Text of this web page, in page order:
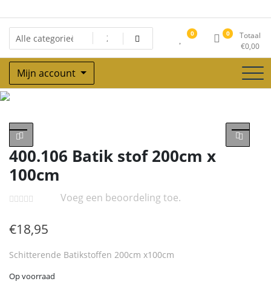
naar
de
inhoud
0 0
Totaal
€0,00
Mijn account
400.106 Batik stof 200cm x
100cm
Voeg een beoordeling toe.
€18,95
Schitterende Batikstoffen 200cm x100cm
Op voorraad